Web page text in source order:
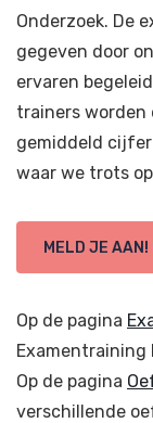
Onderzoek. De
gegeven door
ervaren
trainers worden
gemiddeld
waar we trots
MELD JE AAN!
Op de pagina
Examentraining
Op de pagina
verschillende